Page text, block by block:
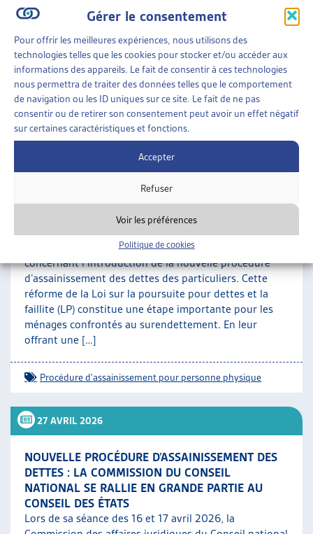
Gérer le consentement
Pour offrir les meilleures expériences, nous utilisons des
technologies telles que les cookies pour stocker et/ou accéder aux
informations des appareils. Le fait de consentir à ces technologies
nous permettra de traiter des données telles que le comportement
de navigation ou les ID uniques sur ce site. Le fait de ne pas
consentir ou de retirer son consentement peut avoir un effet négatif
sur certaines caractéristiques et fonctions.
Accepter
Refuser
Voir les préférences
Politique de cookies
situations individuelles (p. ex. problèmes d’argent, dettes,
poursuites, saisie de salaire, faillitepersonnelle, actes de défaut
de biens). Pour toutes aides en cas de dettes, nous renvoyons au
site deDettes Conseils Suissequi recense les adresses des
services spécialisés en la matière en Suisse romande
Tessin :http://dettes.ch/centres-de-conseil/
SUR LE MÊME THÈME…
LA NOUVELLE PROCÉDURE D’ASSAINISSEMENT
DES DETTES DES PARTICULIERS SE PRÉCISE
a achevé la phase d’élimination des divergences
concernant l’introduction de la nouvelle procédure
d’assainissement des dettes des particuliers. Cette
réforme de la Loi sur la poursuite pour dettes et la
faillite (LP) constitue une étape importante pour les
ménages confrontés au surendettement. En leur
offrant une […]
Procédure d'assainissement pour personne physique
27 AVRIL 2026
NOUVELLE PROCÉDURE D’ASSAINISSEMENT DES
DETTES : LA COMMISSION DU CONSEIL
NATIONAL SE RALLIE EN GRANDE PARTIE AU
CONSEIL DES ÉTATS
Lors de sa séance des 16 et 17 avril 2026, la